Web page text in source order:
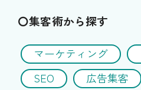
〇集客術から探す
マーケティング
SEO
広告集客